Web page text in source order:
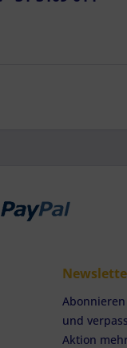
und
Aktion